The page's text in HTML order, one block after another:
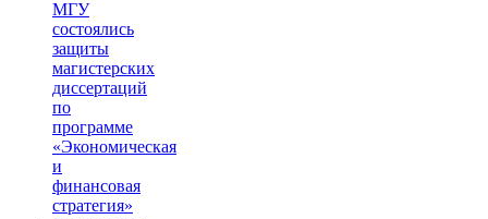
МГУ
состоялись
защиты
магистерских
диссертаций
по
программе
«Экономическая
и
финансовая
стратегия»